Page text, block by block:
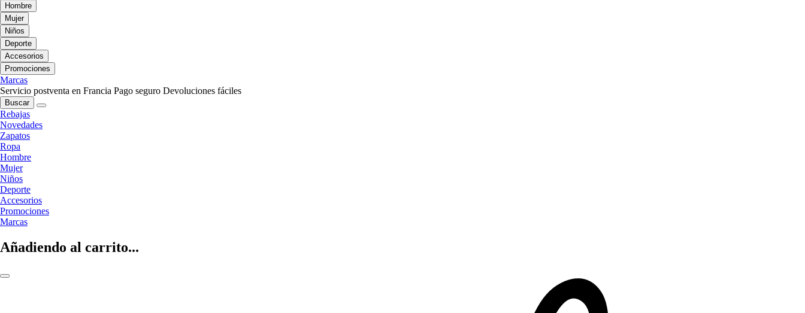
Hombre
Mujer
Niños
Deporte
Accesorios
Promociones
Marcas
Servicio postventa en Francia Pago seguro Devoluciones fáciles
Buscar
Rebajas
Novedades
Zapatos
Ropa
Hombre
Mujer
Niños
Deporte
Accesorios
Promociones
Marcas
Añadiendo al carrito...